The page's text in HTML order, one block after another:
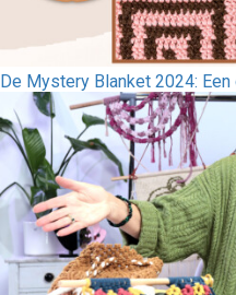
De Mystery Blanket 2024: